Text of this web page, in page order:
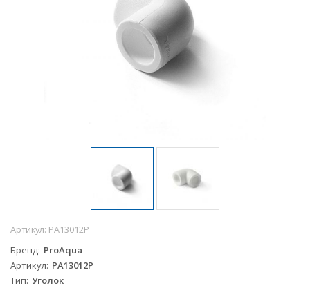
Артикул: PA13012P
Бренд ProAqua
Артикул PA13012P
Тип Уголок